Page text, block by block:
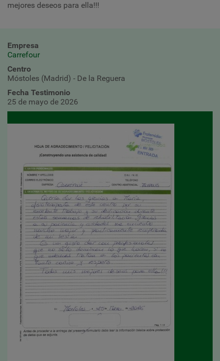
mejores deseos para ella!!!
Empresa
Carrefour
Centro
Móstoles (Madrid) - De la Reguera
Fecha Testimonio
25 de mayo de 2026